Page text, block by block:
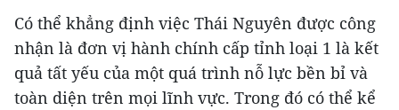
Có thể khẳng định việc Thái Nguyên được công
nhận là đơn vị hành chính cấp tỉnh loại 1 là kết
quả tất yếu của một quá trình nỗ lực bền bỉ và
toàn diện trên mọi lĩnh vực. Trong đó có thể kể